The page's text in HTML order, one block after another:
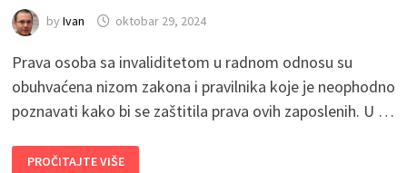
by Ivan oktobar 29, 2024
Prava osoba sa invaliditetom u radnom odnosu su
obuhvaćena nizom zakona i pravilnika koje je neophodno
poznavati kako bi se zaštitila prava ovih zaposlenih. U …
PRAVA
OSOBA
PROČITAJTE VIŠE